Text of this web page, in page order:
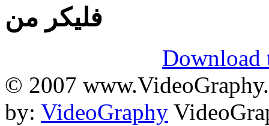
فلیکر من
Download
© 2007
by: VideoGraphy